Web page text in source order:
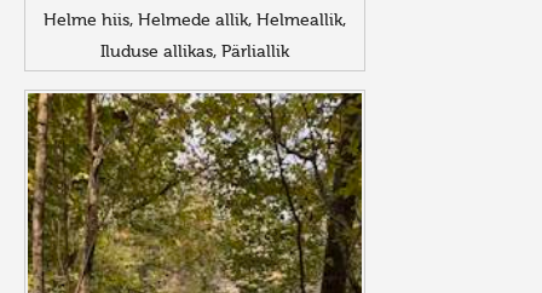
Helme hiis, Helmede allik, Helmeallik,
Iluduse allikas, Pärliallik